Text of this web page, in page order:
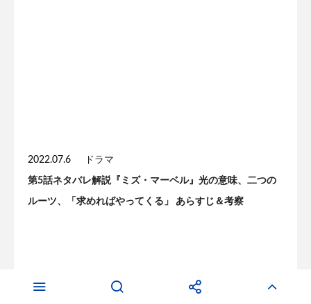
2022.07.6 ドラマ
第5話ネタバレ解説『ミズ・マーベル』光の意味、二つの
ルーツ、「求めればやってくる」 あらすじ＆考察